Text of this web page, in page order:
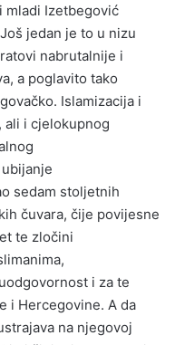
mladi Izetbegović
jedan je to u nizu
nabrutalnije i
a poglavito tako
Islamizacija i
ali i cjelokupnog
sedam stoljetnih
čuvara, čije povijesne
te zločini
i za te
i Hercegovine. A da
na njegovoj